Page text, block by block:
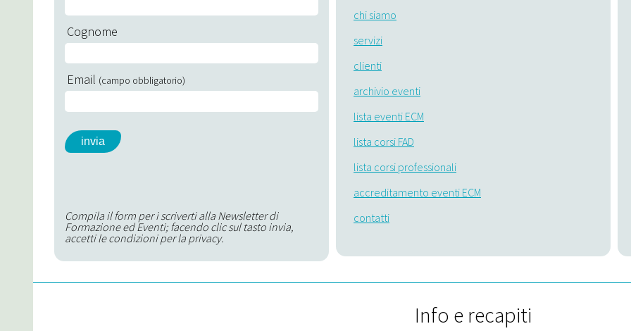
Cognome
Email (campo obbligatorio)
Compila il form per i scriverti alla Newsletter di
Formazione ed Eventi; facendo clic sul tasto invia,
accetti le condizioni per la privacy.
chi siamo
servizi
clienti
archivio eventi
lista eventi ECM
lista corsi FAD
lista corsi professionali
accreditamento eventi ECM
contatti
Info e recapiti